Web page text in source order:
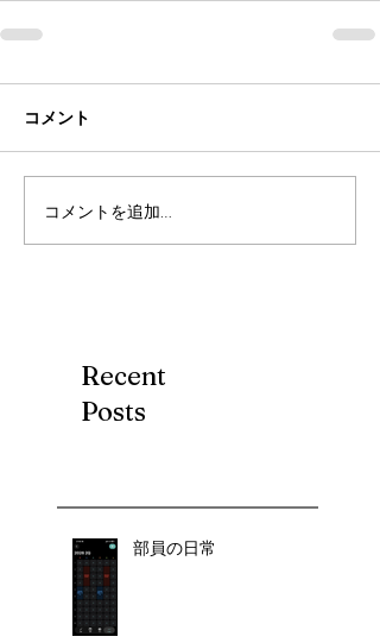
コメント
コメントを追加…
Recent
Posts
部員の日常